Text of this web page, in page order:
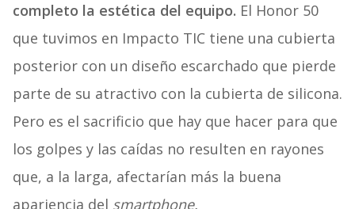
completo la estética del equipo. El Honor 50
que tuvimos en Impacto TIC tiene una cubierta
posterior con un diseño escarchado que pierde
parte de su atractivo con la cubierta de silicona.
Pero es el sacrificio que hay que hacer para que
los golpes y las caídas no resulten en rayones
que, a la larga, afectarían más la buena
apariencia del smartphone.